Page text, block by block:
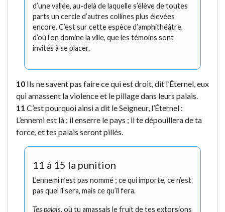
d’une vallée, au-delà de laquelle s’élève de toutes
parts un cercle d’autres collines plus élevées
encore. C’est sur cette espèce d’amphithéâtre,
d’où l’on domine la ville, que les témoins sont
invités à se placer.
10 Ils ne savent pas faire ce qui est droit, dit l’Éternel, eux
qui amassent la violence et le pillage dans leurs palais.
11 C’est pourquoi ainsi a dit le Seigneur, l’Éternel :
L’ennemi est là ; il enserre le pays ; il te dépouillera de ta
force, et tes palais seront pillés.
11 à 15 la punition
L’ennemi n’est pas nommé ; ce qui importe, ce n’est
pas quel il sera, mais ce qu’il fera.
Tes palais, où tu amassais le fruit de tes extorsions